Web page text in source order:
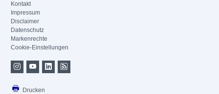
Kontakt
Impressum
Disclaimer
Datenschutz
Markenrechte
Cookie-Einstellungen
Drucken